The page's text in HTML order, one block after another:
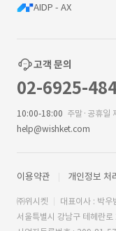
AIDP - AX
고객 문의
02-6925-
10:00-18:00 주말·공휴일
help@wishket.com
이용약관 개인정보 처
㈜위시켓
대표이사 : 박우
서울특별시 강남구 테헤란